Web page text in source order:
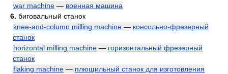
war machine — военная машина
6. биговальный станок
knee-and-column milling machine — консольно-фрезерный
станок
horizontal milling machine — горизонтальный фрезерный
станок
flaking machine — плющильный станок для изготовления